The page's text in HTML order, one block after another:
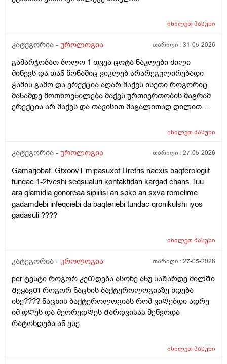
იხილეთპასუხი
კატეგორია - უროლოგია თარიღი :31-05-2026
გამარჯობათ ბოლო 1 თვეა ცოტა ნაკლები ძილი
მიწევს და თან წონაშიც ვიკლებ არარეგულირებადი
ჭამის გამო და ერექცია აღარ მაქვს ისეთი როგორიც
მანამდე მოთხოვნილება მაქვს ურთიერთობის მაგრამ
ერექცია არ მაქვს და თავისით მაგალითად დილით
იხილეთპასუხი
კატეგორია - უროლოგია თარიღი :27-05-2026
Gamarjobat. GtxoovT mipasuxot.Uretris nacxis baqterologiit
tundac 1-2tveshi seqsualuri kontaktidan kargad chans Tuu
ara qlamidia gonoreaa sipiilisi an soko an sxva romelime
gadamdebi infeqciebi da baqteriebi tundac qronikulshi iyos
gadasuli ????
იხილეთპასუხი
კატეგორია - უროლოგია თარიღი :27-05-2026
pcr ტესტი როგორ კეᲗდება ასოზე ანუ საᲨარდე მილᲨი
ᲨეყავᲗ როგორ ნაცხის ბაქტეროლოგიაზე ხდება
ისე???? ნაცხის ბაქტეროლოგიას რომ ვიᲦებდი ადრე
იმ დᲦეს და მეორედᲦეს Შარდვისას მეწვოდა
რატოხდება ან ესე
იხილეთპასუხი